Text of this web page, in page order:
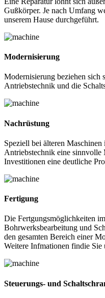
Gußkörper. Je nach Umfang
unserem Hause durchgeführt.
Modernisierung
Modernisierung beziehen sich
Antriebstechnik und die
Nachrüstung
Speziell bei älteren
Antriebstechnik eine sinnvolle
Investitionen eine deutliche
Fertigung
Die Fertgungsmöglichkeiten
Bohrwerksbearbeitung und
den gesamten Bereich einer
Weitere Infmationen findie Sie
Steuerungs- und